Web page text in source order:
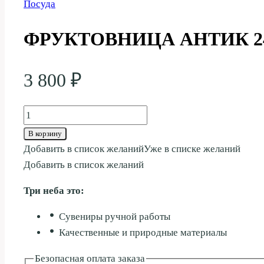
Посуда
ФРУКТОВНИЦА АНТИК
3 800 ₽
Количество
товара
ФРУКТОВНИЦА
АНТИК
В корзину
Добавить в список желанийУже в списке желаний
Добавить в список желаний
Три неба это:
Сувениры ручной работы
Качественные и природные материалы
Безопасная оплата заказа